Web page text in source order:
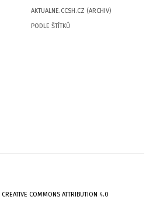
AKTUALNE.CCSH.CZ (ARCHIV)
PODLE ŠTÍTKŮ
CREATIVE COMMONS ATTRIBUTION 4.0